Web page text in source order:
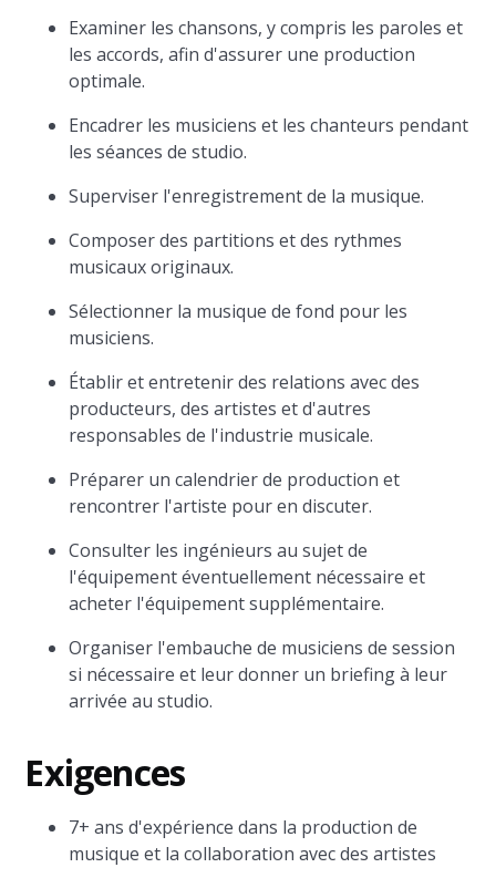
Examiner les chansons, y compris les paroles et
les accords, afin d'assurer une production
optimale.
Encadrer les musiciens et les chanteurs pendant
les séances de studio.
Superviser l'enregistrement de la musique.
Composer des partitions et des rythmes
musicaux originaux.
Sélectionner la musique de fond pour les
musiciens.
Établir et entretenir des relations avec des
producteurs, des artistes et d'autres
responsables de l'industrie musicale.
Préparer un calendrier de production et
rencontrer l'artiste pour en discuter.
Consulter les ingénieurs au sujet de
l'équipement éventuellement nécessaire et
acheter l'équipement supplémentaire.
Organiser l'embauche de musiciens de session
si nécessaire et leur donner un briefing à leur
arrivée au studio.
Exigences
7+ ans d'expérience dans la production de
musique et la collaboration avec des artistes